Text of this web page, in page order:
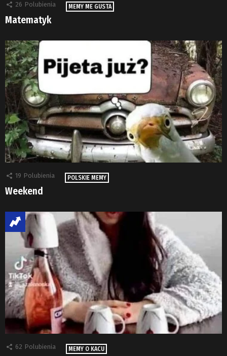
26 Polubienia MEMY ME GUSTA
Matematyk
19 Polubienia POLSKIE MEMY
Weekend
62 Polubienia MEMY O KACU